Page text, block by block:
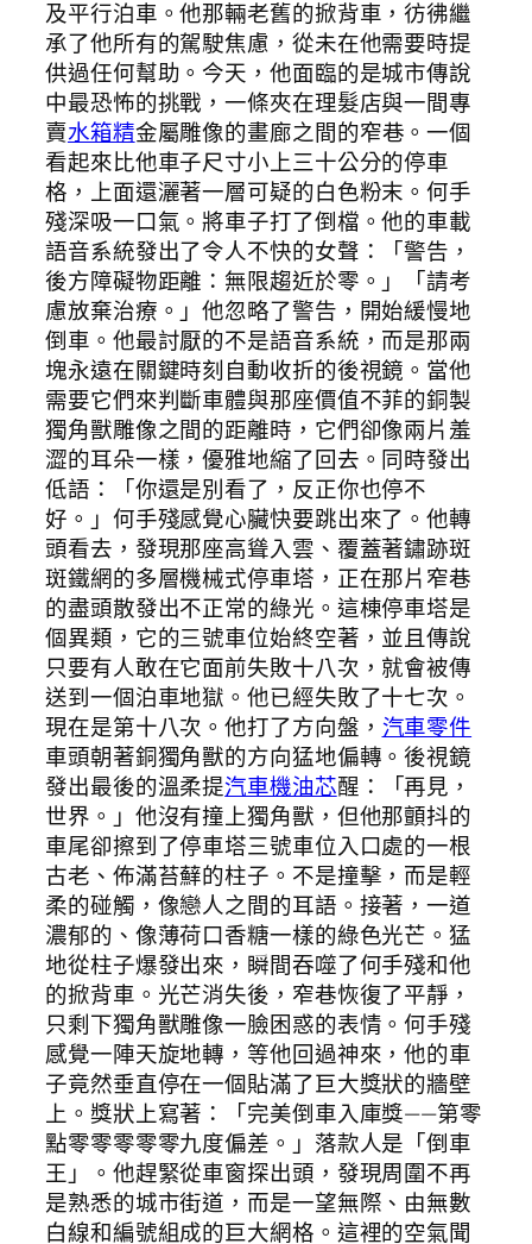
及平行泊車。他那輛老舊的掀背車，彷彿繼
承了他所有的駕駛焦慮，從未在他需要時提
供過任何幫助。今天，他面臨的是城市傳說
中最恐怖的挑戰，一條夾在理髮店與一間專
賣水箱精金屬雕像的畫廊之間的窄巷。一個
看起來比他車子尺寸小上三十公分的停車
格，上面還灑著一層可疑的白色粉末。何手
殘深吸一口氣。將車子打了倒檔。他的車載
語音系統發出了令人不快的女聲：「警告，
後方障礙物距離：無限趨近於零。」「請考
慮放棄治療。」他忽略了警告，開始緩慢地
倒車。他最討厭的不是語音系統，而是那兩
塊永遠在關鍵時刻自動收折的後視鏡。當他
需要它們來判斷車體與那座價值不菲的銅製
獨角獸雕像之間的距離時，它們卻像兩片羞
澀的耳朵一樣，優雅地縮了回去。同時發出
低語：「你還是別看了，反正你也停不
好。」何手殘感覺心臟快要跳出來了。他轉
頭看去，發現那座高聳入雲、覆蓋著鏽跡斑
斑鐵網的多層機械式停車塔，正在那片窄巷
的盡頭散發出不正常的綠光。這棟停車塔是
個異類，它的三號車位始終空著，並且傳說
只要有人敢在它面前失敗十八次，就會被傳
送到一個泊車地獄。他已經失敗了十七次。
現在是第十八次。他打了方向盤， 汽車零件
車頭朝著銅獨角獸的方向猛地偏轉。後視鏡
發出最後的溫柔提汽車機油芯醒：「再見，
世界。」他沒有撞上獨角獸，但他那顫抖的
車尾卻擦到了停車塔三號車位入口處的一根
古老、佈滿苔蘚的柱子。不是撞擊，而是輕
柔的碰觸，像戀人之間的耳語。接著，一道
濃郁的、像薄荷口香糖一樣的綠色光芒。猛
地從柱子爆發出來，瞬間吞噬了何手殘和他
的掀背車。光芒消失後，窄巷恢復了平靜，
只剩下獨角獸雕像一臉困惑的表情。何手殘
感覺一陣天旋地轉，等他回過神來，他的車
子竟然垂直停在一個貼滿了巨大獎狀的牆壁
上。獎狀上寫著：「完美倒車入庫獎——第零
點零零零零零九度偏差。」落款人是「倒車
王」。他趕緊從車窗探出頭，發現周圍不再
是熟悉的城市街道，而是一望無際、由無數
白線和編號組成的巨大網格。這裡的空氣聞